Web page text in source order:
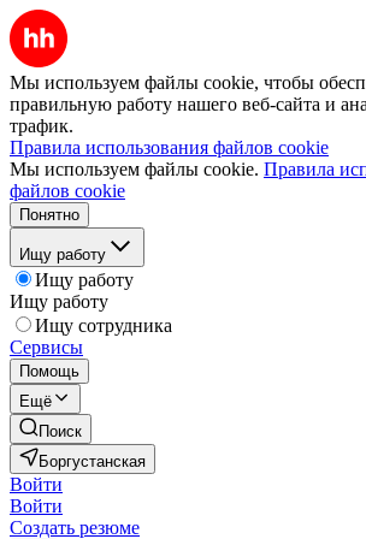
Мы используем файлы cookie, чтобы
правильную работу нашего веб-сайта и
трафик.
Правила использования файлов cookie
Мы используем файлы cookie. Правила
файлов cookie
Понятно
Ищу работу
Ищу работу
Ищу работу
Ищу сотрудника
Сервисы
Помощь
Ещё
Поиск
Боргустанская
Войти
Войти
Создать резюме